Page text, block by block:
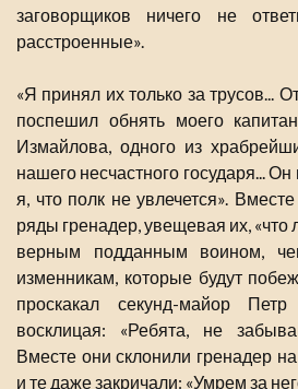
заговорщиков ничего не
расстроенные».
«Я принял их только за трусов...
поспешил обнять моего
Измайлова, одного из
нашего несчастного государя... Он
я, что полк не увлечется».
ряды гренадер, увещевая их, «что
верным подданным воином,
изменникам, которые будут
проскакал секунд-майор
восклицая: «Ребята, не
Вместе они склонили гренадер
и те даже закричали: «Умрем за